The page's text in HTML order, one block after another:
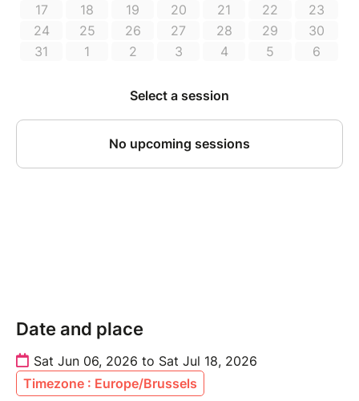
Dans une ambiance détendue et chaleureuse, vous
prendrez le temps de créer quelque chose d’unique, à
Vous repartirez avec votre propre tote bag
Date and place
Sat Jun 06, 2026 to Sat Jul 18, 2026
Timezone : Europe/Brussels